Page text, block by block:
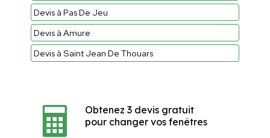
Devis à Pas De Jeu
Devis à Amure
Devis à Saint Jean De Thouars
Obtenez 3 devis gratuit
pour changer vos fenêtres